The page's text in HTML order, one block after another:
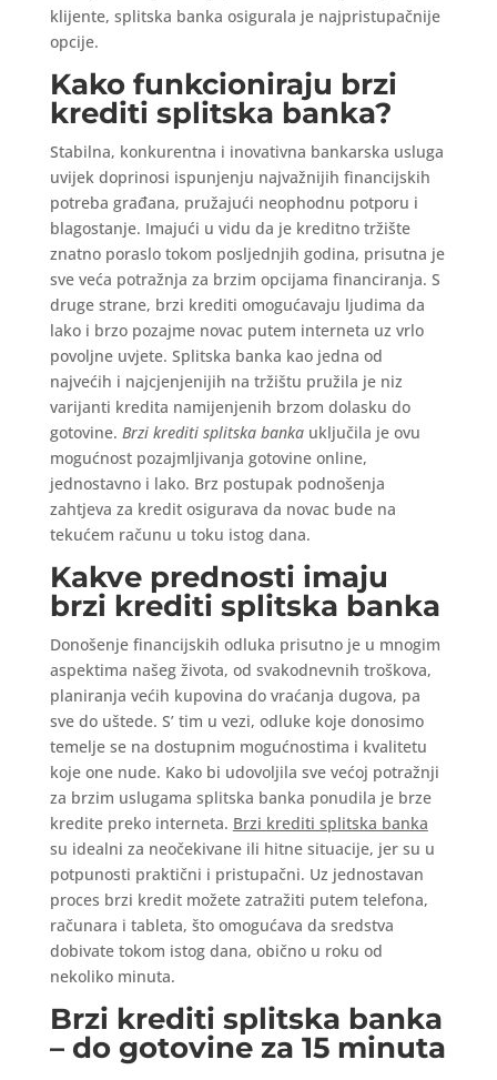
klijente, splitska banka osigurala je najpristupačnije
opcije.
Kako funkcioniraju brzi
krediti splitska banka?
Stabilna, konkurentna i inovativna bankarska usluga
uvijek doprinosi ispunjenju najvažnijih financijskih
potreba građana, pružajući neophodnu potporu i
blagostanje. Imajući u vidu da je kreditno tržište
znatno poraslo tokom posljednjih godina, prisutna je
sve veća potražnja za brzim opcijama financiranja. S
druge strane, brzi krediti omogućavaju ljudima da
lako i brzo pozajme novac putem interneta uz vrlo
povoljne uvjete. Splitska banka kao jedna od
najvećih i najcjenjenijih na tržištu pružila je niz
varijanti kredita namijenjenih brzom dolasku do
gotovine. Brzi krediti splitska bankauključila je ovu
mogućnost pozajmljivanja gotovine online,
jednostavno i lako. Brz postupak podnošenja
zahtjeva za kredit osigurava da novac bude na
tekućem računu u toku istog dana.
Kakve prednosti imaju
brzi krediti splitska banka
Donošenje financijskih odluka prisutno je u mnogim
aspektima našeg života, od svakodnevnih troškova,
planiranja većih kupovina do vraćanja dugova, pa
sve do uštede. S’ tim u vezi, odluke koje donosimo
temelje se na dostupnim mogućnostima i kvalitetu
koje one nude. Kako bi udovoljila sve većoj potražnji
za brzim uslugama splitska banka ponudila je brze
kredite preko interneta. Brzi krediti splitska banka
su idealni za neočekivane ili hitne situacije, jer su u
potpunosti praktični i pristupačni. Uz jednostavan
proces brzi kredit možete zatražiti putem telefona,
računara i tableta, što omogućava da sredstva
dobivate tokom istog dana, obično u roku od
nekoliko minuta.
Brzi krediti splitska banka
– do gotovine za 15 minuta